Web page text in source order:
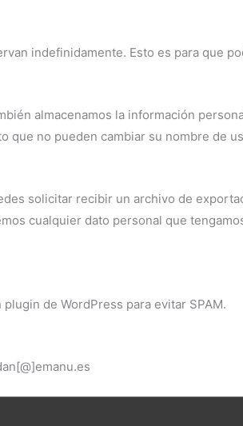
indefinidamente. Esto es para que
almacenamos la información
no pueden cambiar su nombre de
solicitar recibir un archivo de
cualquier dato personal que
de WordPress para evitar SPAM.